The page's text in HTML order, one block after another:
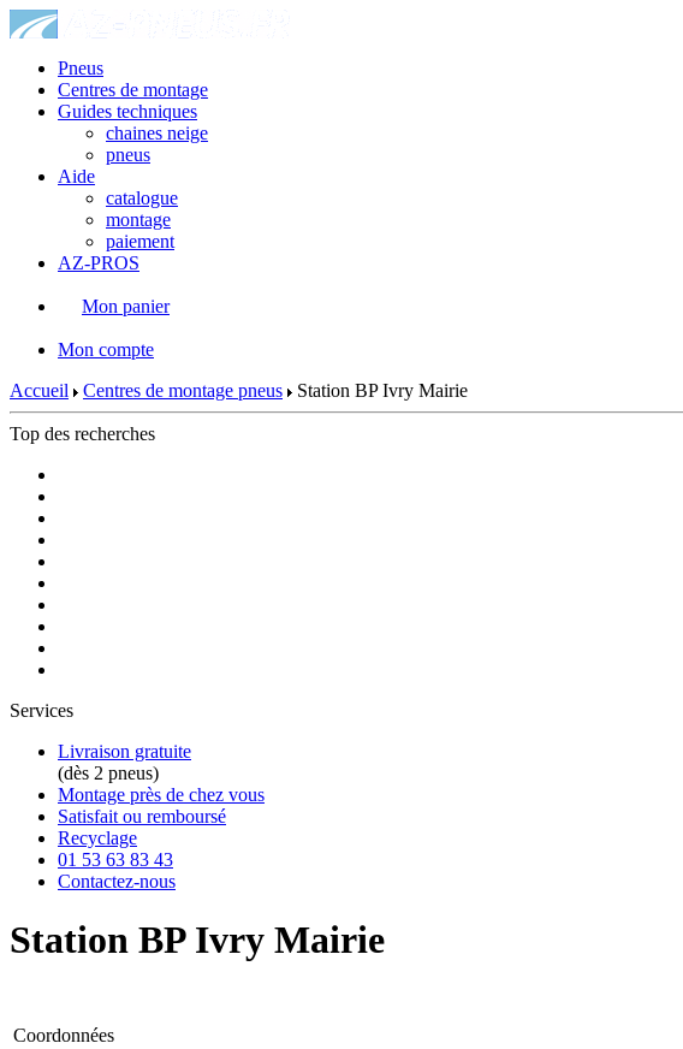
Pneus
Centres de montage
Guides techniques
chaines neige
pneus
Aide
catalogue
montage
paiement
AZ-PROS
Mon panier
Mon compte
Accueil
Centres de montage pneus Station BP Ivry Mairie
Top des recherches
Services
Livraison gratuite
(dès 2 pneus)
Montage près de chez vous
Satisfait ou remboursé
Recyclage
01 53 63 83 43
Contactez-nous
Station BP Ivry Mairie
Coordonnées